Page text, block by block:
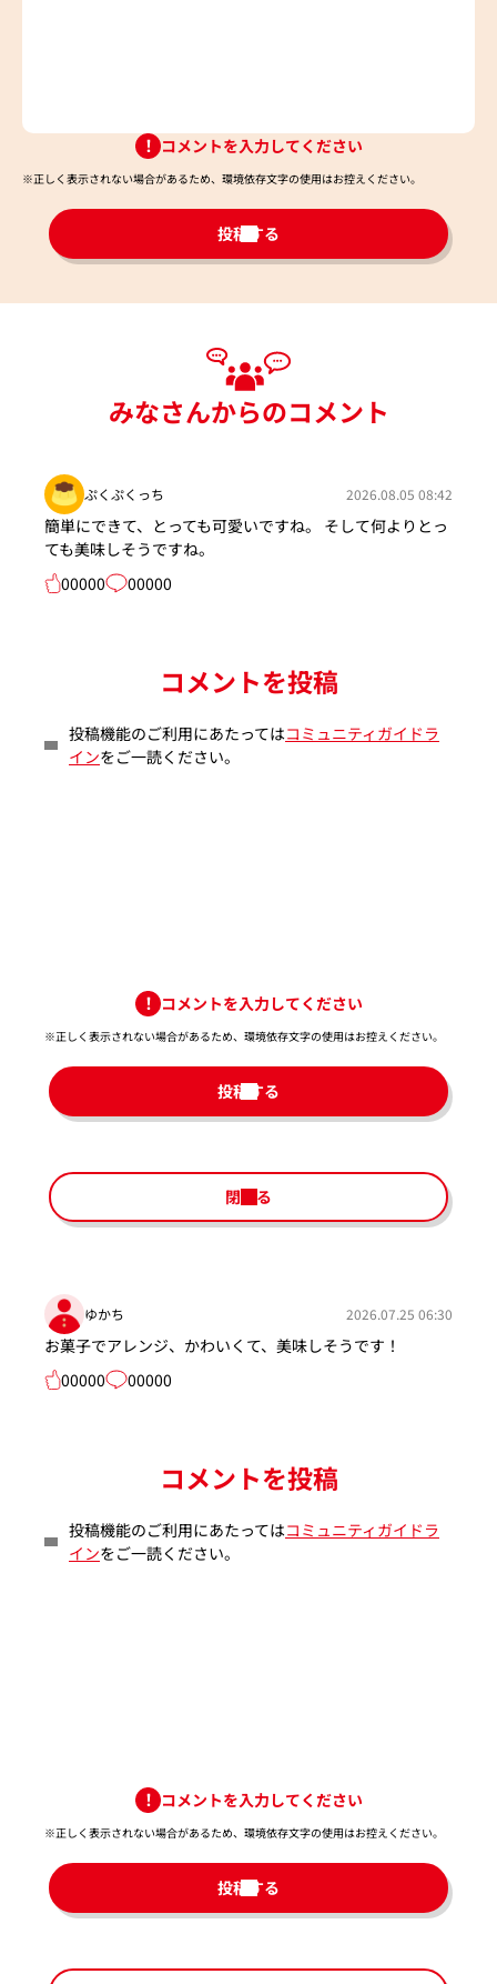
コメントを入力してください
※正しく表示されない場合があるため、環境依存文字の使用はお控えください。​
投稿する
みなさんからのコメント
ぷくぷくっち 2026.08.05 08:42
簡単にできて、とっても可愛いですね。 そして何よりとっ
ても美味しそうですね。
00000
00000
コメントを投稿
投稿機能のご利用にあたってはコミュニティガイドラ
インをご一読ください。
コメントを入力してください
※正しく表示されない場合があるため、環境依存文字の使用はお控えください。​
投稿する
閉じる
ゆかち 2026.07.25 06:30
お菓子でアレンジ、かわいくて、美味しそうです！
00000
00000
コメントを投稿
投稿機能のご利用にあたってはコミュニティガイドラ
インをご一読ください。
コメントを入力してください
※正しく表示されない場合があるため、環境依存文字の使用はお控えください。​
投稿する